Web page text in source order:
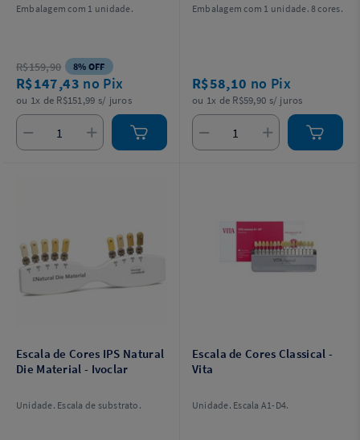
Embalagem com 1 unidade.
R$159,90 8% OFF
R$147,43 no Pix
ou 1x de R$151,99 s/ juros
Embalagem com 1 unidade. 8 cores.
R$58,10 no Pix
ou 1x de R$59,90 s/ juros
Escala de Cores IPS Natural
Die Material - Ivoclar
Unidade. Escala de substrato.
Escala de Cores Classical -
Vita
Unidade. Escala A1-D4.